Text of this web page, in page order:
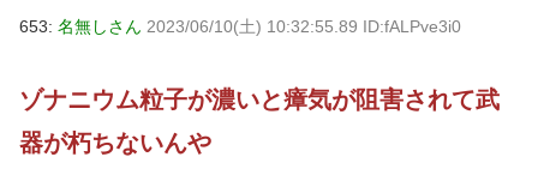
653: 名無しさん 2023/06/10(土) 10:32:55.89 ID:fALPve3i0
ゾナニウム粒子が濃いと瘴気が阻害されて武
器が朽ちないんや